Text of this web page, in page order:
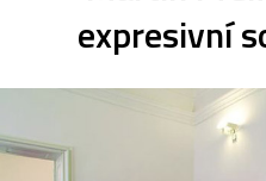
expresivní